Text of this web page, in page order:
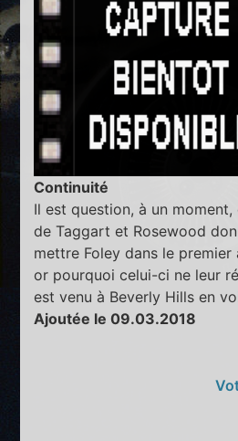
Continuité
Il est question, à un
de Taggart et Rosewood
mettre Foley dans le
or pourquoi celui-ci ne leur
est venu à Beverly Hills en
Ajoutée le 09.03.2018